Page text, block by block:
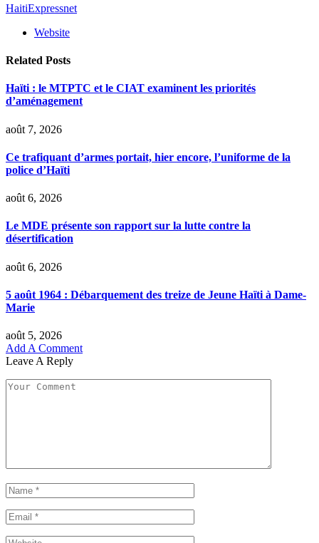
HaitiExpressnet
Website
Related Posts
Haïti : le MTPTC et le CIAT examinent les priorités
d’aménagement
août 7, 2026
Ce trafiquant d’armes portait, hier encore, l’uniforme de la
police d’Haïti
août 6, 2026
Le MDE présente son rapport sur la lutte contre la
désertification
août 6, 2026
5 août 1964 : Débarquement des treize de Jeune Haïti à Dame-
Marie
août 5, 2026
Add A Comment
Leave A Reply